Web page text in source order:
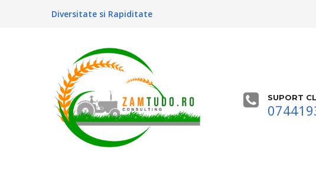
Diversitate si Rapiditate
SUPORT